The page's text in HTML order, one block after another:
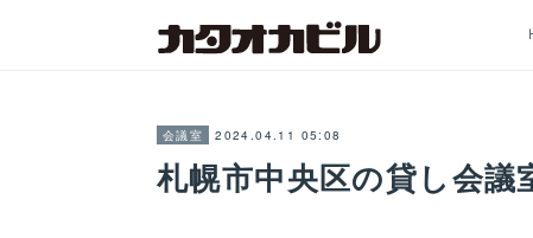
会議室 2024.04.11 05:08
札幌市中央区の貸し会議